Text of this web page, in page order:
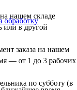
нашем складе
или в другой
заказа на нашем
— от 1 до 3 рабочих
по субботу (в
обработку